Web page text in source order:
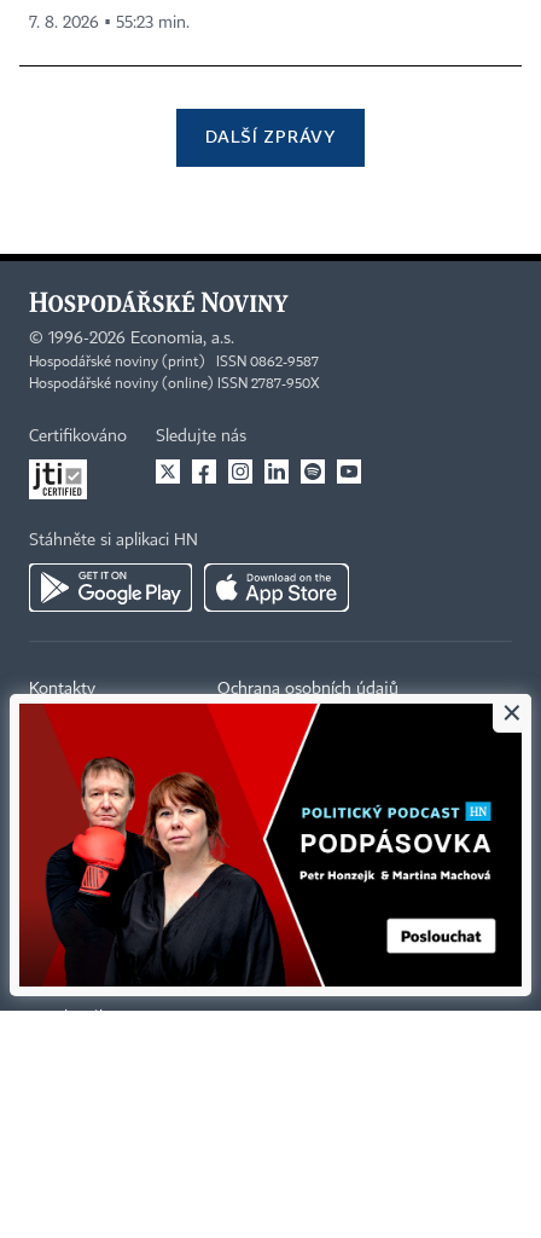
7. 8. 2026 ▪ 55:23 min.
DALŠÍ ZPRÁVY
© 1996-2026 Economia, a.s.
Hospodářské noviny (print) ISSN 0862-9587
Hospodářské noviny (online) ISSN 2787-950X
Certifikováno Sledujte nás
Stáhněte si aplikaci HN
Kontakty
Tiráž redakce HN
Economia
Kariéra v HN
Ceník inzerce
Ochrana osobních údajů
Prohlášení o cookies
Nastavení soukromí
Všeobecné smluvní podmínky
Koupit / darovat předplatné
Eventy
Newslettery
×